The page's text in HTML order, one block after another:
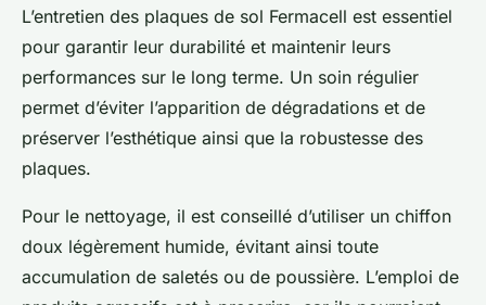
L’entretien des plaques de sol Fermacell est essentiel
pour garantir leur durabilité et maintenir leurs
performances sur le long terme. Un soin régulier
permet d’éviter l’apparition de dégradations et de
préserver l’esthétique ainsi que la robustesse des
plaques.
Pour le nettoyage, il est conseillé d’utiliser un chiffon
doux légèrement humide, évitant ainsi toute
accumulation de saletés ou de poussière. L’emploi de